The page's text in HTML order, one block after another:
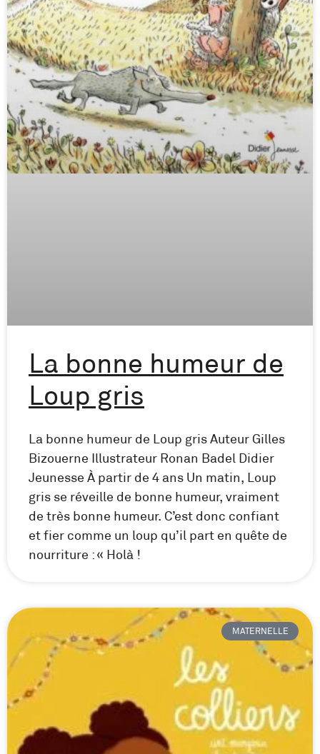
La bonne humeur de
Loup gris
La bonne humeur de Loup gris Auteur Gilles
Bizouerne Illustrateur Ronan Badel Didier
Jeunesse À partir de 4 ans Un matin, Loup
gris se réveille de bonne humeur, vraiment
de très bonne humeur. C’est donc confiant
et fier comme un loup qu’il part en quête de
nourriture : « Holà !
MATERNELLE